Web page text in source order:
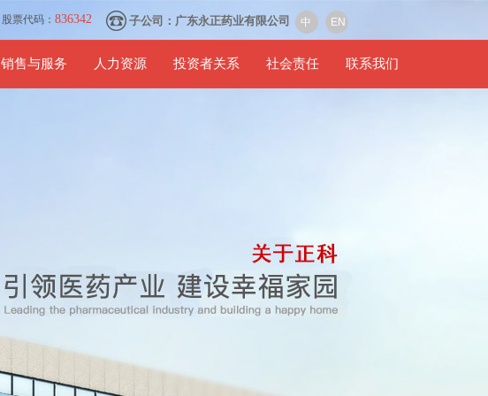
股票代码： 836342 子公司：广东永正药业有限公司 中 EN
销售与服务 人力资源 投资者关系 社会责任 联系我们